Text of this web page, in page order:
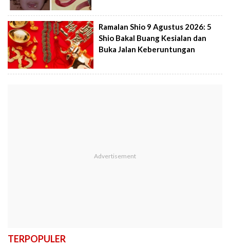
Ramalan Shio 9 Agustus 2026: 5
Shio Bakal Buang Kesialan dan
Buka Jalan Keberuntungan
TERPOPULER